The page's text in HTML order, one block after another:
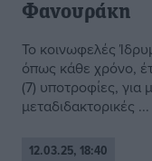
Φανουράκη
Το κοινωφελές
όπως κάθε χρόνο,
(7) υποτροφίες, για
μεταδιδακτορικές ...
12.03.25, 18:40